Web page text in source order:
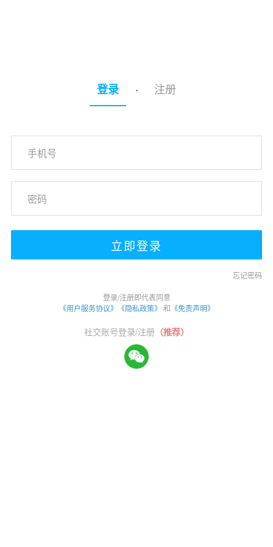
登录 · 注册
忘记密码
登录/注册即代表同意
《用户服务协议》
《隐私政策》 和 《免责声明》
社交账号登录/注册 （推荐）